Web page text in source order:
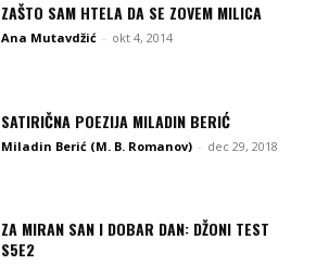
ZAŠTO SAM HTELA DA SE ZOVEM MILICA
Ana Mutavdžić - okt 4, 2014
SATIRIČNA POEZIJA MILADIN BERIĆ
Miladin Berić (M. B. Romanov) - dec 29, 2018
ZA MIRAN SAN I DOBAR DAN: DŽONI TEST
S5E2